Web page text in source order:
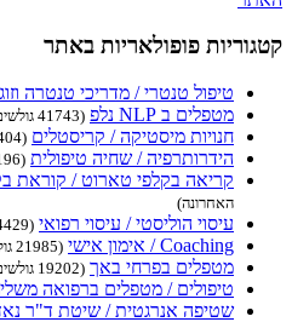
קטגוריות פופולאריות באתר
טיפול טנטרי / מדריכי טנטרה
מטפלים ב NLP נלפ (41743 גולשים ביממה האחרונה)
חנויות מיסטיקה / קריסטלים (26404 גולשים ביממה האחרונה)
הידרותרפיה / שחיה טיפולית (26196 גולשים ביממה האחרונה)
קריאה בקלפי טארוט / קוראת
האחרונה)
עיסוי הוליסטי / עיסוי רפואי (24429 גולשים ביממה האחרונה)
Coaching / אימון אישי (21985 גולשים ביממה האחרונה)
מטפלים בפרחי באך (19202 גולשים ביממה האחרונה)
טיפולים / מטפלים ברפואה
שטיפה אנרגטית / שיטת ד"ר